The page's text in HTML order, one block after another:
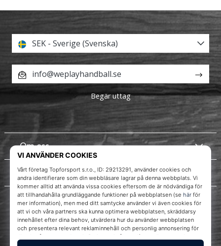
Om oss
Kundtjänst
SEK - Sverige (Svenska)
info@weplayhandball.se
Begär uttag